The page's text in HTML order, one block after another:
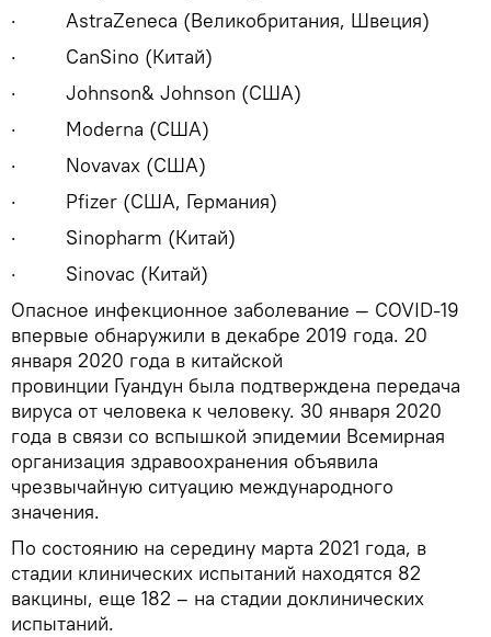
· AstraZeneca (Великобритания, Швеция)
· CanSino (Китай)
· Johnson& Johnson (США)
· Moderna (США)
· Novavax (США)
· Pfizer (США, Германия)
· Sinopharm (Китай)
· Sinovac (Китай)
Опасное инфекционное заболевание — COVID-19
впервые обнаружили в декабре 2019 года. 20
января 2020 года в китайской
провинции Гуандун была подтверждена передача
вируса от человека к человеку. 30 января 2020
года в связи со вспышкой эпидемии Всемирная
организация здравоохранения объявила
чрезвычайную ситуацию международного
значения.
По состоянию на середину марта 2021 года, в
стадии клинических испытаний находятся 82
вакцины, еще 182 – на стадии доклинических
испытаний.